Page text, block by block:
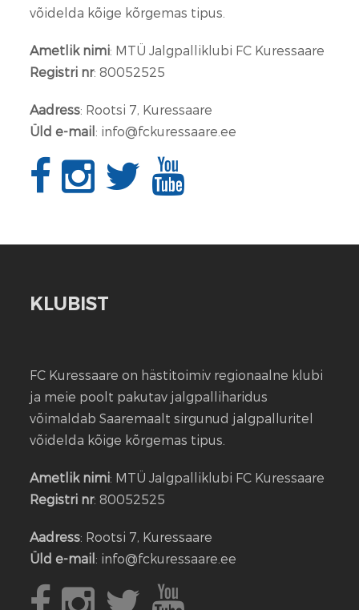
võidelda kõige kõrgemas tipus.
Ametlik nimi: MTÜ Jalgpalliklubi FC Kuressaare
Registri nr: 80052525
Aadress: Rootsi 7, Kuressaare
Üld e-mail: info@fckuressaare.ee
KLUBIST
FC Kuressaare on hästitoimiv regionaalne klubi
ja meie poolt pakutav jalgpalliharidus
võimaldab Saaremaalt sirgunud jalgpalluritel
võidelda kõige kõrgemas tipus.
Ametlik nimi: MTÜ Jalgpalliklubi FC Kuressaare
Registri nr: 80052525
Aadress: Rootsi 7, Kuressaare
Üld e-mail: info@fckuressaare.ee